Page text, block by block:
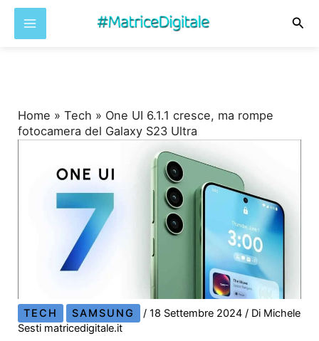
Home »Tech » One UI 6.1.1 cresce, ma rompe
fotocamera del Galaxy S23 Ultra
TECH SAMSUNG /18 Settembre 2024/ Di Michele
Sesti matricedigitale.it